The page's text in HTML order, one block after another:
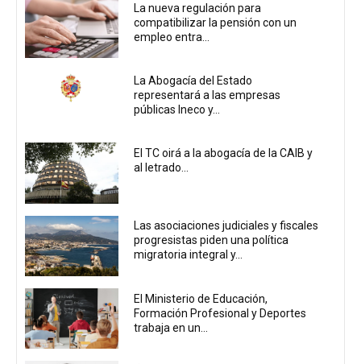
La nueva regulación para
compatibilizar la pensión con un
empleo entra...
La Abogacía del Estado
representará a las empresas
públicas Ineco y...
El TC oirá a la abogacía de la CAIB y
al letrado...
Las asociaciones judiciales y fiscales
progresistas piden una política
migratoria integral y...
El Ministerio de Educación,
Formación Profesional y Deportes
trabaja en un...